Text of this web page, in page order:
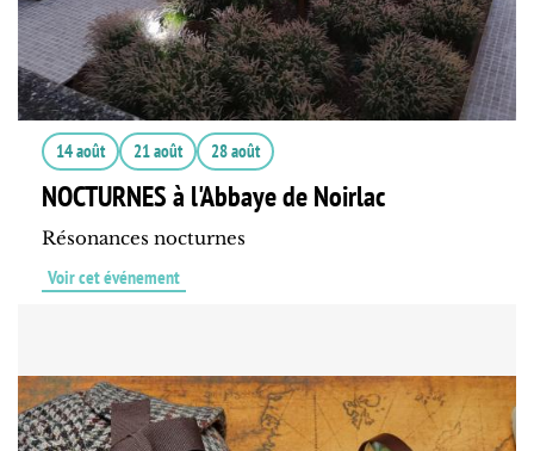
14 août 21 août 28 août
NOCTURNES à l'Abbaye de Noirlac
Résonances nocturnes
Voir cet événement